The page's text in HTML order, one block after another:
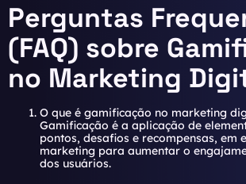
Perguntas
(FAQ) sobre
no Marketing
O que é gamificação no marketing
Gamificação é a aplicação de
pontos, desafios e recompensas, em
marketing para aumentar o
dos usuários.